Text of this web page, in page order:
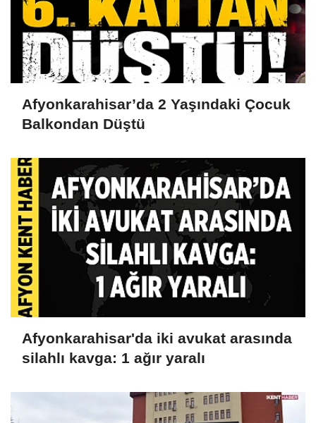
Afyonkarahisar’da 2 Yaşındaki Çocuk
Balkondan Düştü
Afyonkarahisar'da iki avukat arasında
silahlı kavga: 1 ağır yaralı